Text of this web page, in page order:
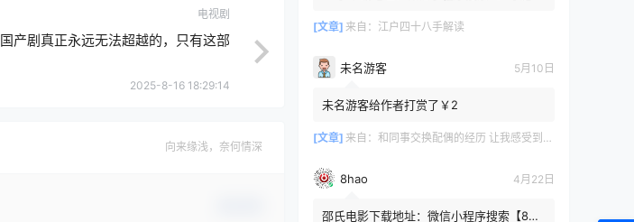
电视剧
国产剧真正永远无法超越的，只有这部
2025-8-16 18:29:14
向来缘浅，奈何情深
或保存下方二维码微信里识别
[文章] 来自： 江户四十八手解读
未名游客 5月10日
未名游客给作者打赏了￥2
[文章] 来自： 和同事交换配偶的经历 让我感受到了从未有过的快乐
8hao 4月22日
邵氏电影下载地址：微信小程序搜索【8号